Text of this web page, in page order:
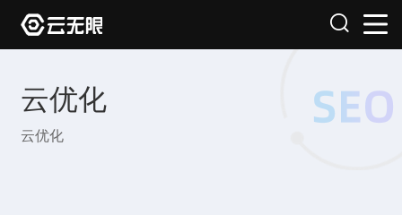
云优化
云优化